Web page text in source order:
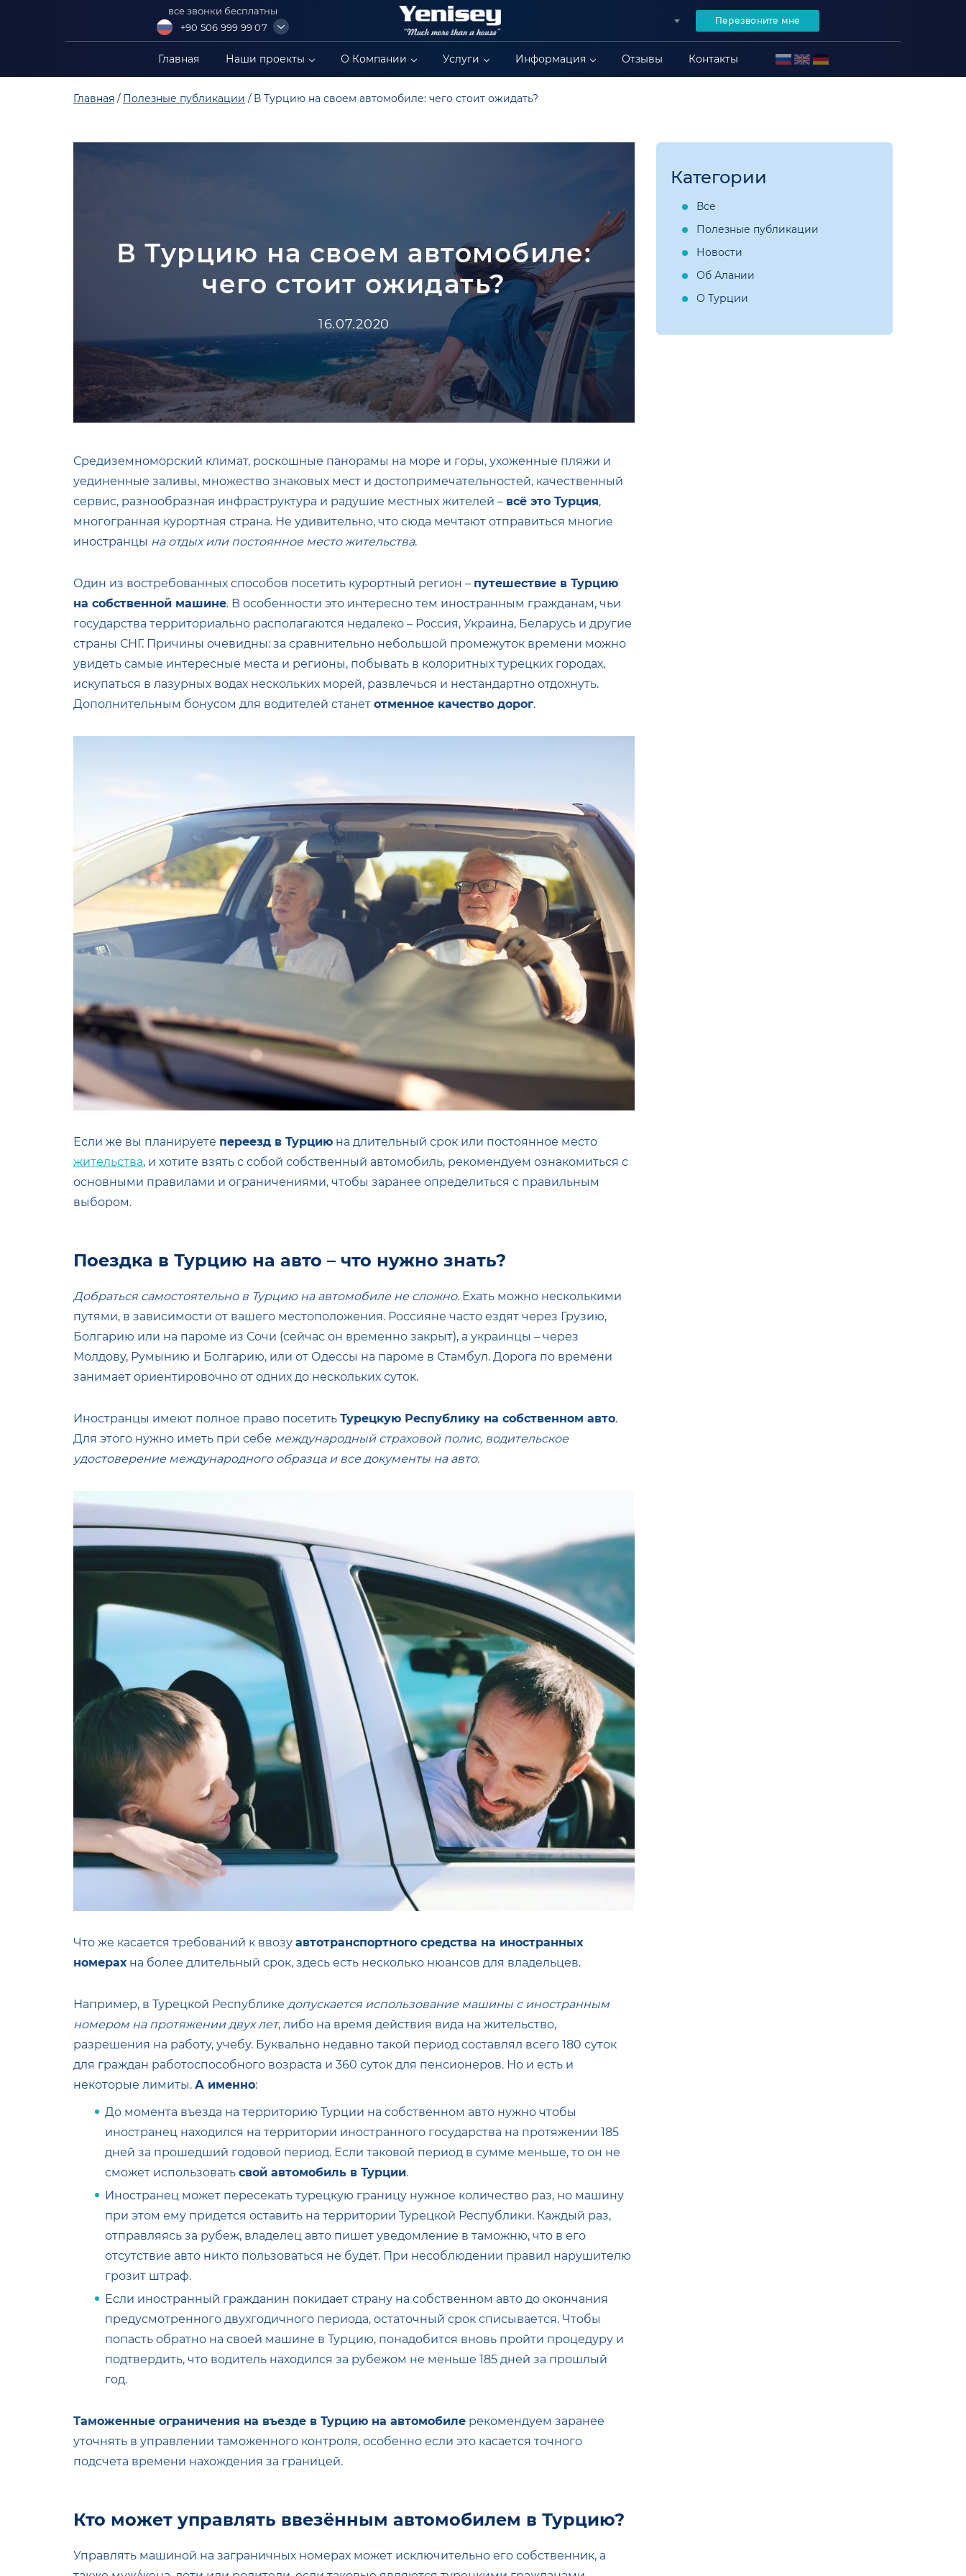
все звонки бесплатны
+90 506 999 99 07
+90 549 304 88 99
+90 549 402 88 89
+90 549 306 88 99
Перезвоните мне
Главная Наши проекты О Компании Услуги Информация Отзывы Контакты
Главная Полезные публикации В Турцию на своем автомобиле: чего стоит ожидать?
В Турцию на своем автомобиле:
чего стоит ожидать?
16.07.2020
Средиземноморский климат, роскошные панорамы на море и горы, ухоженные пляжи и
уединенные заливы, множество знаковых мест и достопримечательностей, качественный
сервис, разнообразная инфраструктура и радушие местных жителей – всё это Турция,
многогранная курортная страна. Не удивительно, что сюда мечтают отправиться многие
иностранцы на отдых или постоянное место жительства.
Один из востребованных способов посетить курортный регион – путешествие в Турцию
на собственной машине. В особенности это интересно тем иностранным гражданам, чьи
государства территориально располагаются недалеко – Россия, Украина, Беларусь и другие
страны СНГ. Причины очевидны: за сравнительно небольшой промежуток времени можно
увидеть самые интересные места и регионы, побывать в колоритных турецких городах,
искупаться в лазурных водах нескольких морей, развлечься и нестандартно отдохнуть.
Дополнительным бонусом для водителей станет отменное качество дорог.
Если же вы планируете переезд в Турцию на длительный срок или постоянное место
жительства, и хотите взять с собой собственный автомобиль, рекомендуем ознакомиться с
основными правилами и ограничениями, чтобы заранее определиться с правильным
выбором.
Поездка в Турцию на авто – что нужно знать?
Добраться самостоятельно в Турцию на автомобиле не сложно. Ехать можно несколькими
путями, в зависимости от вашего местоположения. Россияне часто ездят через Грузию,
Болгарию или на пароме из Сочи (сейчас он временно закрыт), а украинцы – через
Молдову, Румынию и Болгарию, или от Одессы на пароме в Стамбул. Дорога по времени
занимает ориентировочно от одних до нескольких суток.
Иностранцы имеют полное право посетить Турецкую Республику на собственном авто.
Для этого нужно иметь при себе международный страховой полис, водительское
удостоверение международного образца и все документы на авто.
Что же касается требований к ввозу автотранспортного средства на иностранных
номерахна более длительный срок, здесь есть несколько нюансов для владельцев.
Например, в Турецкой Республике допускается использование машины с иностранным
номером на протяжении двух лет, либо на время действия вида на жительство,
разрешения на работу, учебу. Буквально недавно такой период составлял всего 180 суток
для граждан работоспособного возраста и 360 суток для пенсионеров. Но и есть и
некоторые лимиты. А именно:
До момента въезда на территорию Турции на собственном авто нужно чтобы
иностранец находился на территории иностранного государства на протяжении 185
дней за прошедший годовой период. Если таковой период в сумме меньше, то он не
сможет использовать свой автомобиль в Турции.
Иностранец может пересекать турецкую границу нужное количество раз, но машину
при этом ему придется оставить на территории Турецкой Республики. Каждый раз,
отправляясь за рубеж, владелец авто пишет уведомление в таможню, что в его
отсутствие авто никто пользоваться не будет. При несоблюдении правил нарушителю
грозит штраф.
Если иностранный гражданин покидает страну на собственном авто до окончания
предусмотренного двухгодичного периода, остаточный срок списывается. Чтобы
попасть обратно на своей машине в Турцию, понадобится вновь пройти процедуру и
подтвердить, что водитель находился за рубежом не меньше 185 дней за прошлый
год.
Таможенные ограничения на въезде в Турцию на автомобиле рекомендуем заранее
уточнять в управлении таможенного контроля, особенно если это касается точного
подсчета времени нахождения за границей.
Кто может управлять ввезённым автомобилем в Турцию?
Управлять машиной на заграничных номерах может исключительно его собственник, а
Категории
Все
Полезные публикации
Новости
Об Алании
О Турции